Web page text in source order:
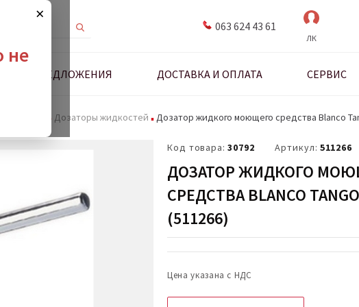
×
не
063 624 43 61
ЛК
ПРЕДЛОЖЕНИЯ ДОСТАВКА И ОПЛАТА СЕРВИС
Дозаторы жидкостей Дозатор жидкого моющего средства Blanco
Код товара: 30792 Артикул: 511266
ДОЗАТОР ЖИДКОГО
СРЕДСТВА BLANCO
(511266)
Цена указана с НДС